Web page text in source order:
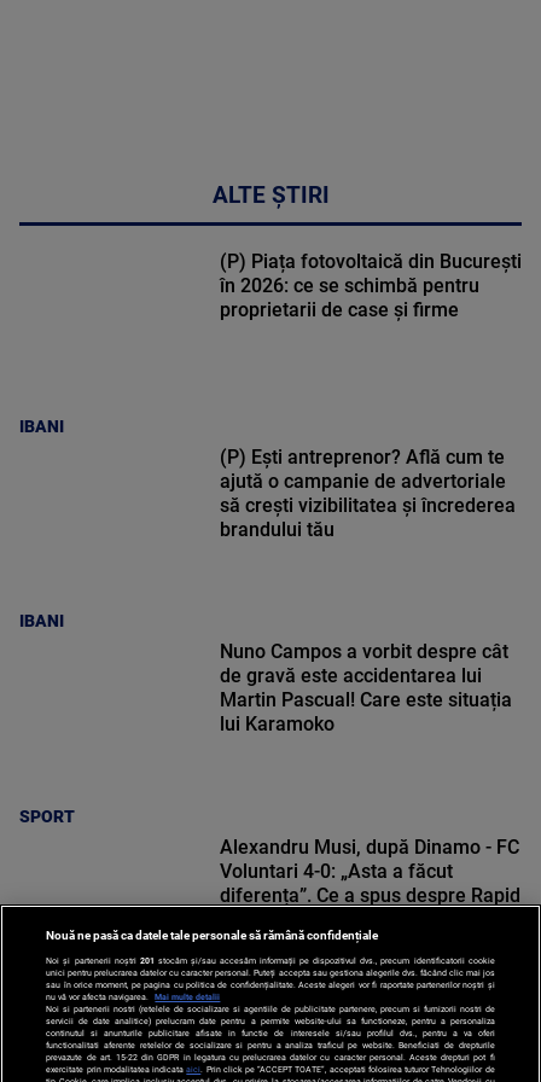
ALTE ȘTIRI
IBANI
(P) Piața fotovoltaică din București
în 2026: ce se schimbă pentru
proprietarii de case și firme
IBANI
(P) Ești antreprenor? Află cum te
ajută o campanie de advertoriale
să crești vizibilitatea și încrederea
brandului tău
SPORT
Nuno Campos a vorbit despre cât
de gravă este accidentarea lui
Martin Pascual! Care este situația
lui Karamoko
SPORT
Alexandru Musi, după Dinamo - FC
Voluntari 4-0: „Asta a făcut
diferența”. Ce a spus despre Rapid
Nouă ne pasă ca datele tale personale să rămână confidențiale
Noi și partenerii noștri 201 stocăm și/sau accesăm informații pe dispozitivul dvs., precum identificatorii cookie
unici pentru prelucrarea datelor cu caracter personal. Puteți accepta sau gestiona alegerile dvs. făcând clic mai jos
sau în orice moment, pe pagina cu politica de confidențialitate. Aceste alegeri vor fi raportate partenerilor noștri și
nu vă vor afecta navigarea.
Mai multe detalii
Noi si partenerii nostri (retelele de socializare si agentiile de publicitate partenere, precum si furnizorii nostri de
servicii de date analitice) prelucram date pentru a permite website-ului sa functioneze, pentru a personaliza
continutul si anunturile publicitare afisate in functie de interesele si/sau profilul dvs., pentru a va oferi
functionalitati aferente retelelor de socializare si pentru a analiza traficul pe website. Beneficiati de drepturile
prevazute de art. 15-22 din GDPR in legatura cu prelucrarea datelor cu caracter personal. Aceste drepturi pot fi
exercitate prin modalitatea indicataaici . Prin click pe “ACCEPT TOATE”, acceptati folosirea tuturor Tehnologiilor de